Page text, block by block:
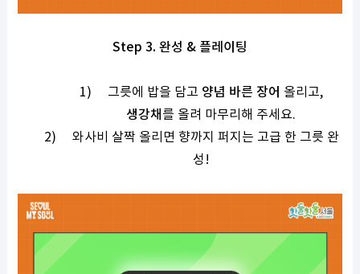
Step 3. 완성 & 플레이팅
1) 그릇에 밥을 담고 양념 바른 장어 올리고,
생강채 를 올려 마무리해 주세요.
2)
와사비 살짝 올리면 향까지 퍼지는 고급 한 그릇 완
성 !